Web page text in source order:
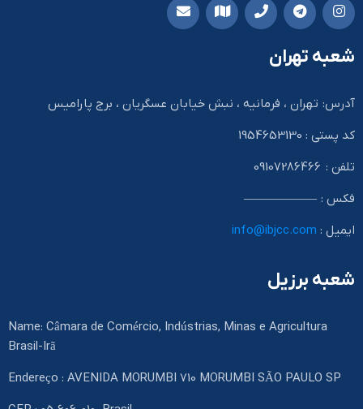
شعبه تهران
آدرس: تهران ، فرمانیه ، نبش خیابان عسگریان ، برج پارامیس
کد پستی : 1954653130
تلفن : 09107286466
فکس : ——————
ایمیل : info@ibjcc.com
شعبه برزیل
Name: Câmara de Comércio, Indústrias, Minas e Agricultura
Brasil-Irã
Endereço : AVENIDA MORUMBI 710 MORUMBI SÃO PAULO SP